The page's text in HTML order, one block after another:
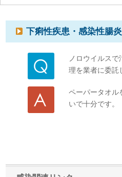
下痢性疾患・感染性腸炎
ノロウイルス
理を業者に委託
ペーパータオル
いで十分です。